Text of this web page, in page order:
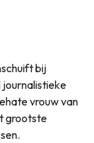
bij
journalistieke
vrouw van
grootste